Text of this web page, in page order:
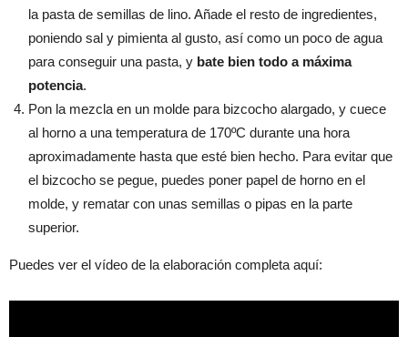
la pasta de semillas de lino. Añade el resto de ingredientes,
poniendo sal y pimienta al gusto, así como un poco de agua
para conseguir una pasta, y bate bien todo a máxima
potencia.
Pon la mezcla en un molde para bizcocho alargado, y cuece
al horno a una temperatura de 170ºC durante una hora
aproximadamente hasta que esté bien hecho. Para evitar que
el bizcocho se pegue, puedes poner papel de horno en el
molde, y rematar con unas semillas o pipas en la parte
superior.
Puedes ver el vídeo de la elaboración completa aquí: